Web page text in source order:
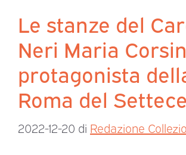
Le stanze del
Neri Maria
protagonista
Roma del
2022-12-20 di Redazione